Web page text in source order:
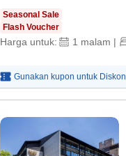
Seasonal Sale
Flash Voucher
Harga untuk: 1 malam |
Gunakan kupon untuk Diskon